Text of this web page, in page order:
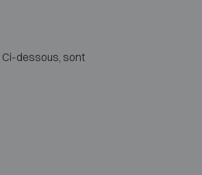
dessous, sont